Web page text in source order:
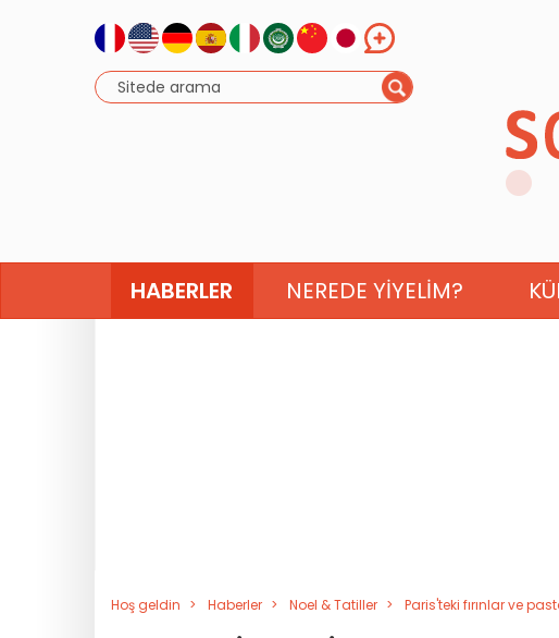
HABERLER NEREDE YIYELIM?
Hoş geldin Haberler Noel & Tatiller Paris'teki fırınlar ve